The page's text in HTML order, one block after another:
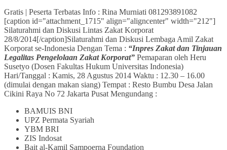
Gratis | Peserta Terbatas Info : Rina Murniati 081293891082
[caption id="attachment_1715" align="aligncenter" width="212"]
Silaturahmi dan Diskusi Lintas Zakat Korporat
28/8/2014[/caption]Silaturahmi dan Diskusi Lembaga Amil Zakat
Korporat se-Indonesia Dengan Tema : “Inpres Zakat dan Tinjauan
Legalitas Pengelolaan Zakat Korporat” Pemaparan oleh Heru
Susetyo (Dosen Fakultas Hukum Universitas Indonesia)
Hari/Tanggal : Kamis, 28 Agustus 2014 Waktu : 12.30 – 16.00
(dimulai dengan makan siang) Tempat : Resto Bumbu Desa Jalan
Cikini Raya No 72 Jakarta Pusat Mengundang :
BAMUIS BNI
UPZ Permata Syariah
YBM BRI
ZIS Indosat
Bait al-Kamil Sampoerna Foundation